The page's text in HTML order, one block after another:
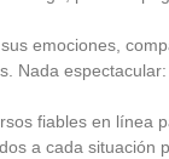
emociones,
Nada
fiables en línea
a cada situación